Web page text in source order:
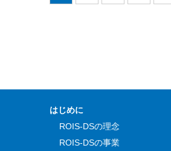
はじめに
ROIS-DSの理念
ROIS-DSの事業